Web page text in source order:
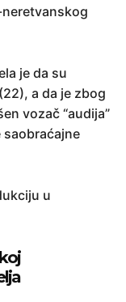
je da su
a da je zbog
vozač “audija”
saobraćajne
u